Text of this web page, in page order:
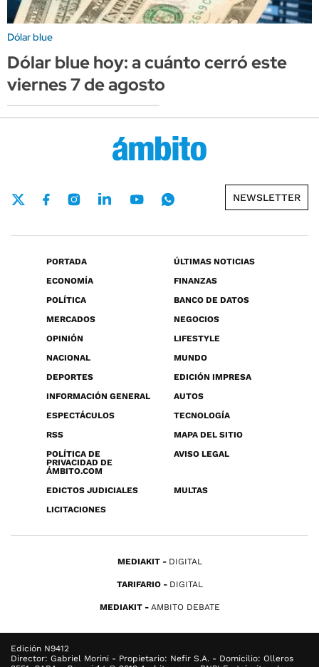
Dólar blue
Dólar blue hoy: a cuánto cerró este
viernes 7 de agosto
NEWSLETTER
PORTADA
ÚLTIMAS NOTICIAS
ECONOMÍA
FINANZAS
POLÍTICA
BANCO DE DATOS
MERCADOS
NEGOCIOS
OPINIÓN
LIFESTYLE
NACIONAL
MUNDO
DEPORTES
EDICIÓN IMPRESA
INFORMACIÓN GENERAL
AUTOS
ESPECTÁCULOS
TECNOLOGÍA
RSS
MAPA DEL SITIO
POLÍTICA DE
PRIVACIDAD DE
ÁMBITO.COM
AVISO LEGAL
EDICTOS JUDICIALES
MULTAS
LICITACIONES
MEDIAKIT DIGITAL
TARIFARIO DIGITAL
MEDIAKIT AMBITO DEBATE
Edición N9412
Director: Gabriel Morini - Propietario: Nefir S.A. - Domicilio: Olleros